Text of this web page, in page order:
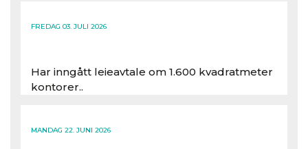
FREDAG 03. JULI 2026
Har inngått leieavtale om 1.600 kvadratmeter
kontorer..
MANDAG 22. JUNI 2026